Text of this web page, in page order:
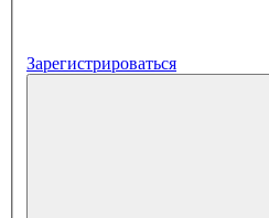
Зарегистрироваться